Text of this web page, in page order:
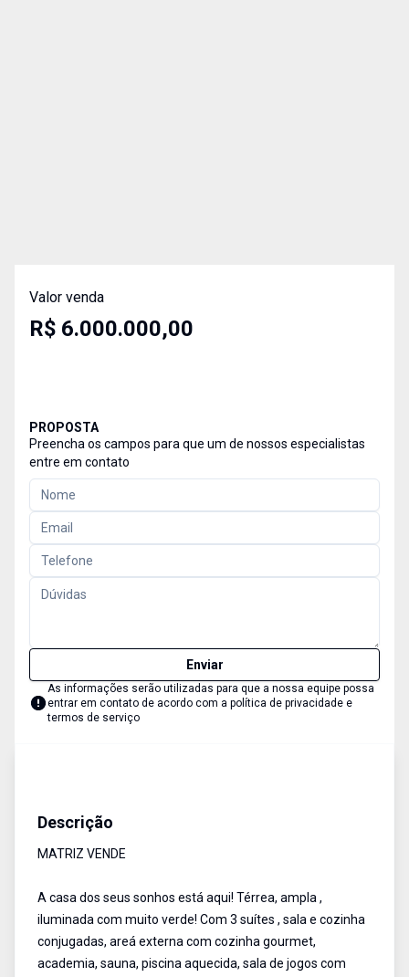
Valor venda
R$ 6.000.000,00
PROPOSTA
Preencha os campos para que um de nossos especialistas
entre em contato
Enviar
As informações serão utilizadas para que a nossa equipe possa
entrar em contato de acordo com a política de privacidade e
termos de serviço
Descrição
MATRIZ VENDE
A casa dos seus sonhos está aqui! Térrea, ampla ,
iluminada com muito verde! Com 3 suítes , sala e cozinha
conjugadas, areá externa com cozinha gourmet,
academia, sauna, piscina aquecida, sala de jogos com